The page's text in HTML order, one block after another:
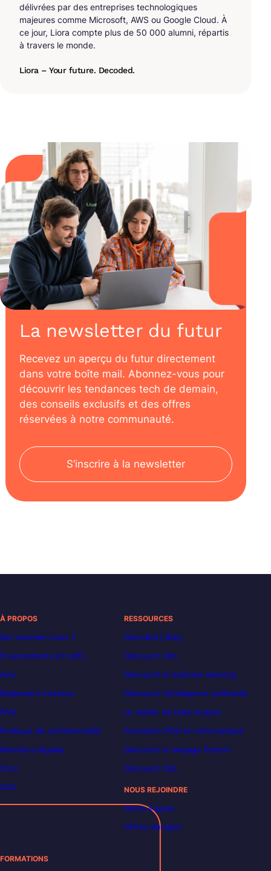
délivrées par des entreprises technologiques
majeures comme Microsoft, AWS ou Google Cloud. À
ce jour, Liora compte plus de 50 000 alumni, répartis
à travers le monde.
Liora – Your future. Decoded.
La newsletter du futur
Recevez un aperçu du futur directement
dans votre boîte mail. Abonnez-vous pour
découvrir les tendances tech de demain,
des conseils exclusifs et des offres
réservées à notre communauté.
S’inscrire à la newsletter
À PROPOS
Qui sommes-nous ?
Financements et tarifs
Avis
Règlement intérieur
FAQ
Politique de confidentialité
Mentions légales
CGU
CGV
RESSOURCES
Decoded | Blog
Découvrir n8n
Découvrir le machine learning
Découvrir l’intelligence artificielle
Le métier de Data Analyst
Formation POEI en informatique
Découvrir le langage Python
Découvrir SQL
NOUS REJOINDRE
Notre équipe
Offres d’emploi
FORMATIONS